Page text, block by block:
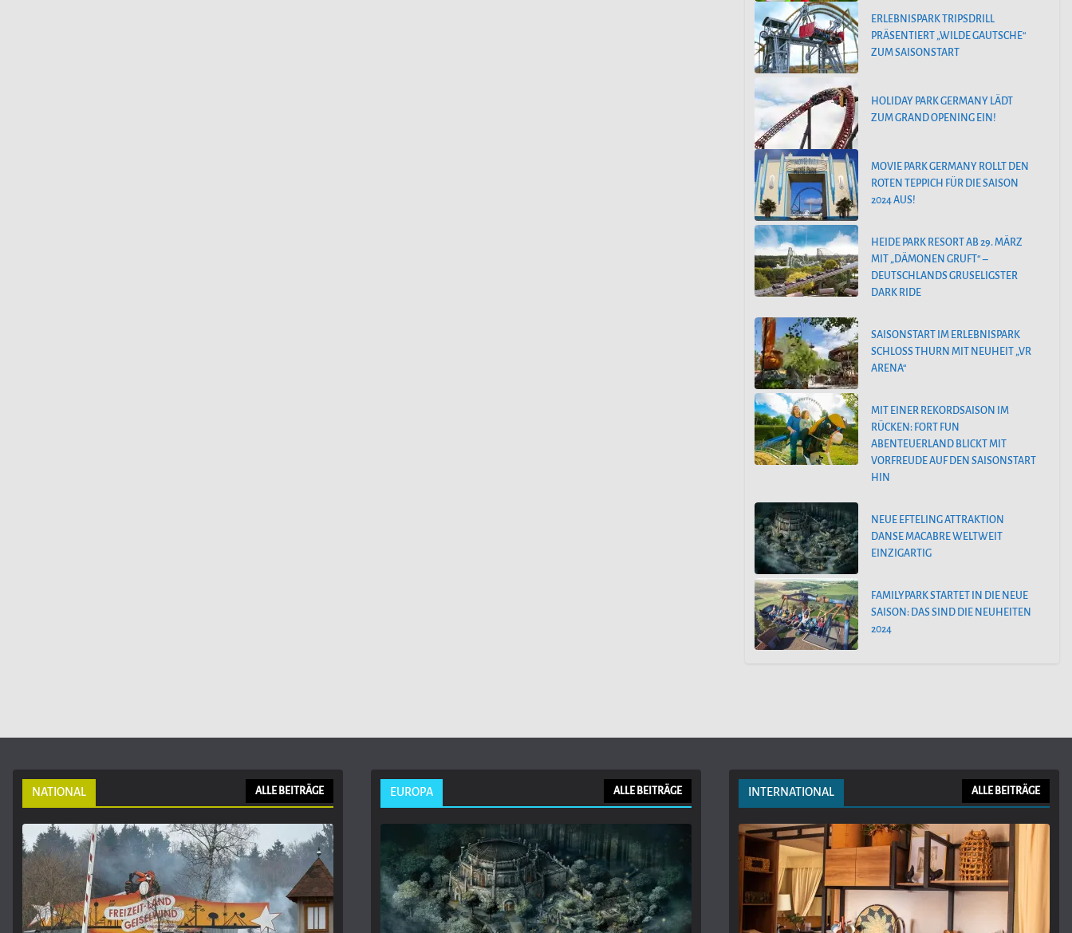
ERLEBNISPARK TRIPSDRILL
PRÄSENTIERT „WILDE GAUTSCHE“
ZUM SAISONSTART
HOLIDAY PARK GERMANY LÄDT
ZUM GRAND OPENING EIN!
MOVIE PARK GERMANY ROLLT DEN
ROTEN TEPPICH FÜR DIE SAISON
2024 AUS!
HEIDE PARK RESORT AB 29. MÄRZ
MIT „DÄMONEN GRUFT“ –
DEUTSCHLANDS GRUSELIGSTER
DARK RIDE
SAISONSTART IM ERLEBNISPARK
SCHLOSS THURN MIT NEUHEIT „VR
ARENA“
MIT EINER REKORDSAISON IM
RÜCKEN: FORT FUN
ABENTEUERLAND BLICKT MIT
VORFREUDE AUF DEN SAISONSTART
HIN
NEUE EFTELING ATTRAKTION
DANSE MACABRE WELTWEIT
EINZIGARTIG
FAMILYPARK STARTET IN DIE NEUE
SAISON: DAS SIND DIE NEUHEITEN
2024
NATIONAL ALLE BEITRÄGE EUROPA ALLE BEITRÄGE INTERNATIONAL ALLE BEITRÄGE